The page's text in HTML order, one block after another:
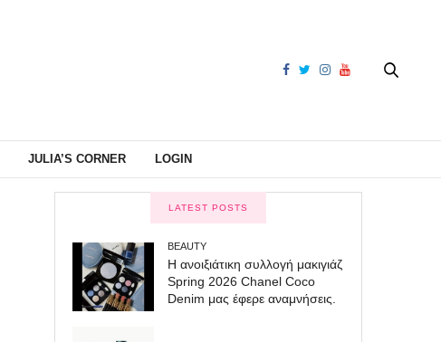
JULIA’S CORNER LOGIN
LATEST POSTS
BEAUTY
Η ανοιξιάτικη συλλογή μακιγιάζ
Spring 2026 Chanel Coco
Denim μας έφερε αναμνήσεις.